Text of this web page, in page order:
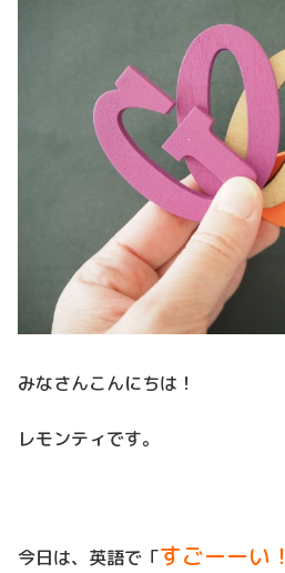
みなさんこんにちは！
レモンティです。
今日は、英語で「すごーーい！